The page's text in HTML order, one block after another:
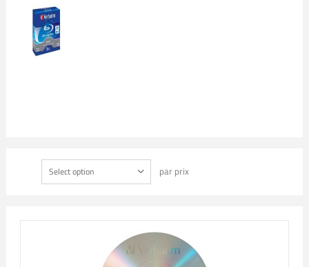
Select option par prix